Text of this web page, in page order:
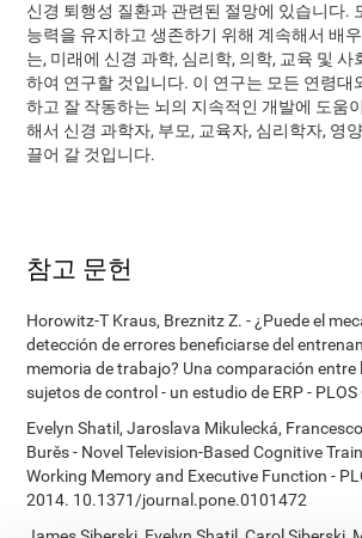
신경 퇴행성 질환과 관련된 절망에 있습니다.
능력을 유지하고 생존하기 위해 계속해서 배
는, 미래에 신경 과학, 심리학, 의학, 교육 및 사
하여 연구할 것입니다. 이 연구는 모든 연령대
하고 잘 작동하는 뇌의 지속적인 개발에 도움
해서 신경 과학자, 부모, 교육자, 심리학자, 영
끌어 갈 것입니다.
참고 문헌
Horowitz-T Kraus, Breznitz Z. - ¿Puede el
detección de errores beneficiarse del
memoria de trabajo? Una comparación entre
sujetos de control - un estudio de ERP -
Evelyn Shatil, Jaroslava Mikulecká,
Burěs - Novel Television-Based Cognitive
Working Memory and Executive Function -
2014. 10.1371/journal.pone.0101472